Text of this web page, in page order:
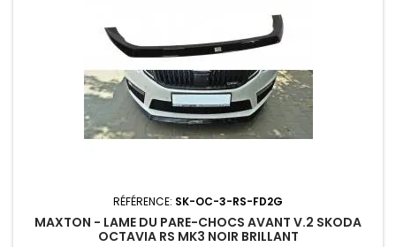
RÉFÉRENCE: SK-OC-3-RS-FD2G
MAXTON - LAME DU PARE-CHOCS AVANT V.2 SKODA
OCTAVIA RS MK3 NOIR BRILLANT